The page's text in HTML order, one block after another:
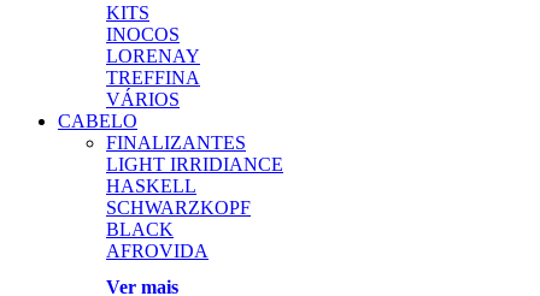
KITS
INOCOS
LORENAY
TREFFINA
VÁRIOS
CABELO
FINALIZANTES
LIGHT IRRIDIANCE
HASKELL
SCHWARZKOPF
BLACK
AFROVIDA
Ver mais